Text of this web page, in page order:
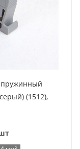
пружинный
(1512),